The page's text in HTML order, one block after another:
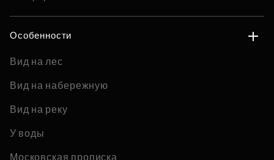
Особенности
Вид на лес
Вид на набережную
Вид на реку
У воды
Московская прописка